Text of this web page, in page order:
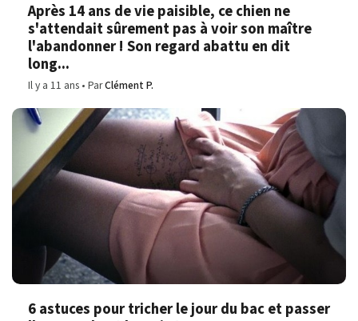
Après 14 ans de vie paisible, ce chien ne
s'attendait sûrement pas à voir son maître
l'abandonner ! Son regard abattu en dit
long...
Il y a 11 ans ParClément P.
6 astuces pour tricher le jour du bac et passer